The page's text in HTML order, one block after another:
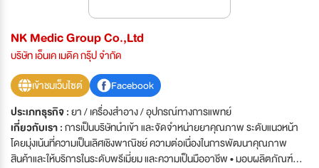
NK Medic Group Co.,Ltd
บริษัท เอ็นเค เมดิค กรุ๊ป จำกัด
เข้าชมเว็บไซต์
Facebook
ประเภทธุรกิจ :ยา / เครื่องสำอาง / อุปกรณ์ทางการแพทย์
เกี่ยวกับเรา :การเป็นบริษัทนำเข้า และจัดจำหน่ายยาคุณภาพ ระดับแนวหน้า
โดยมุ่งเน้นที่ความเป็นเลิศเชิงพาณิชย์ ความต่อเนื่องในการพัฒนาคุณภาพ
สินค้าและให้บริการในระดับพรีเมี่ยม และความเป็นมืออาชีพ • มอบผลิตภัณฑ์